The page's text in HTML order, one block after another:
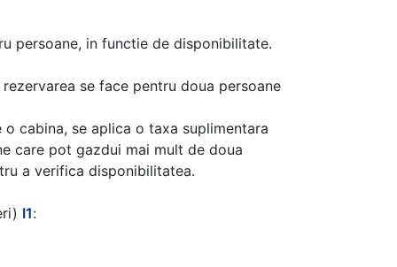
persoane, in functie de disponibilitate.
se face pentru doua persoane
cabina, se aplica o taxa suplimentara
care pot gazdui mai mult de doua
a verifica disponibilitatea.
I1: